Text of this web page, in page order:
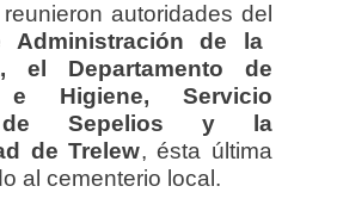
autoridades del
Administración de la
el Departamento de
e Higiene, Servicio
de Sepelios y la
de Trelew, ésta última
al cementerio local.